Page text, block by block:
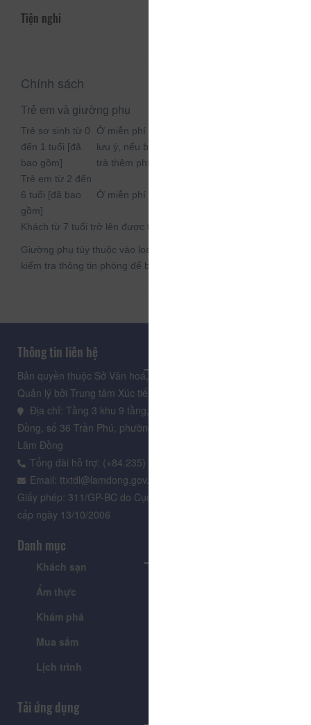
Tiện nghi
Chính sách
Trẻ em và giường phụ
Trẻ sơ sinh từ 0
đến 1 tuổi [đã
bao gồm]
Ở miễn phí nếu sử dụng giường sẵn có. Xin
lưu ý, nếu bạn cần nôi em bé thì có thể phải
trả thêm phí.
Trẻ em từ 2 đến
6 tuổi [đã bao
gồm]
Ở miễn phí nếu sử dụng giường sẵn có.
Khách từ 7 tuổi trở lên được tính như người lớn
Giường phụ tùy thuộc vào loại phòng bạn chọn, xin vui lòng
kiểm tra thông tin phòng để biết thêm chi tiết.
Thông tin liên hệ
Bản quyền thuộc Sở Văn hoá, Thể thao và Du lịch Lâm Đồng.
Quản lý bởi Trung tâm Xúc tiến Du lịch Lâm Đồng
Địa chỉ: Tầng 3 khu 9 tầng, Trung tâm Hành chính tỉnh Lâm
Đồng, số 36 Trần Phú, phường Xuân Hương - Đà Lạt, tỉnh
Lâm Đồng
Tổng đài hỗ trợ: (+84.235) 3.916.961
Email: ttxtdl@lamdong.gov.vn
Giấy phép: 311/GP-BC do Cục Báo chí - Bộ Văn hóa Thông tin
cấp ngày 13/10/2006
Danh mục
Khách sạn
Ẩm thực
Khám phá
Mua sắm
Lịch trình
Tải ứng dụng